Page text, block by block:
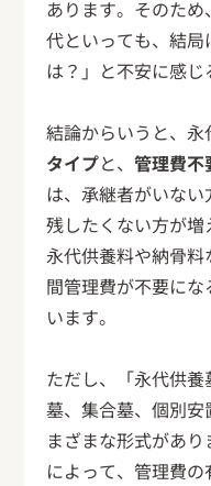
あります。そのた
代といっても、結
は？」と不安に感じ
結論からいうと、
タイプと、管理費不
は、承継者がいな
残したくない方が
永代供養料や納骨
間管理費が不要に
います。
ただし、「永代供
墓、集合墓、個別
まざまな形式があ
によって、管理費